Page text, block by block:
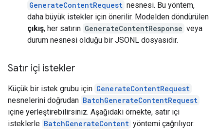
GenerateContentRequest nesnesi. Bu yöntem,
daha büyük istekler için önerilir. Modelden döndürülen
çıkış, her satırın GenerateContentResponse veya
durum nesnesi olduğu bir JSONL dosyasıdır.
Satır içi istekler
Küçük bir istek grubu için GenerateContentRequest
nesnelerini doğrudan BatchGenerateContentRequest
içine yerleştirebilirsiniz. Aşağıdaki örnekte, satır içi
isteklerle BatchGenerateContent yöntemi çağrılıyor: